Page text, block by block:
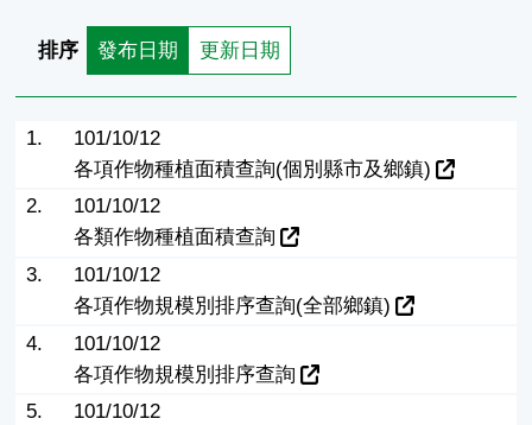
排序 發布日期 更新日期
1.
101/10/12
各項作物種植面積查詢(個別縣市及鄉鎮)
2.
101/10/12
各類作物種植面積查詢
3.
101/10/12
各項作物規模別排序查詢(全部鄉鎮)
4.
101/10/12
各項作物規模別排序查詢
5.
101/10/12